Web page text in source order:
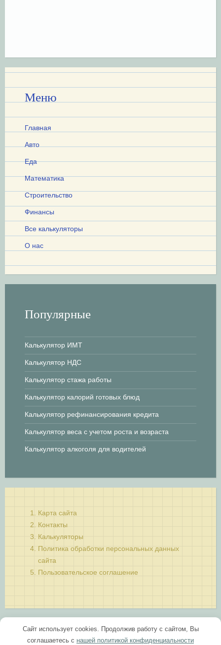
Меню
Главная
Авто
Еда
Математика
Строительство
Финансы
Все калькуляторы
О нас
Популярные
Калькулятор ИМТ
Калькулятор НДС
Калькулятор стажа работы
Калькулятор калорий готовых блюд
Калькулятор рефинансирования кредита
Калькулятор веса с учетом роста и возраста
Калькулятор алкоголя для водителей
Карта сайта
Контакты
Калькуляторы
Политика обработки персональных данных
сайта
Пользовательское соглашение
Сайт использует cookies. Продолжив работу с сайтом, Вы
соглашаетесь с нашей политикой конфиденциальности